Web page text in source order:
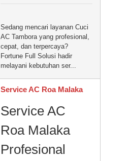
Sedang mencari layanan Cuci
AC Tambora yang profesional,
cepat, dan terpercaya?
Fortune Full Solusi hadir
melayani kebutuhan ser...
Service AC Roa Malaka
Service AC
Roa Malaka
Profesional